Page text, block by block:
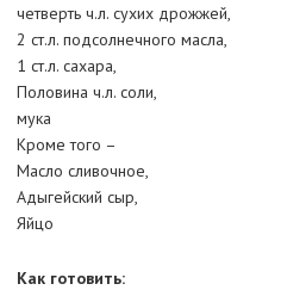
четверть ч.л. сухих дрожжей,
2 ст.л. подсолнечного масла,
1 ст.л. сахара,
Половина ч.л. соли,
мука
Кроме того –
Масло сливочное,
Адыгейский сыр,
Яйцо
Как готовить: